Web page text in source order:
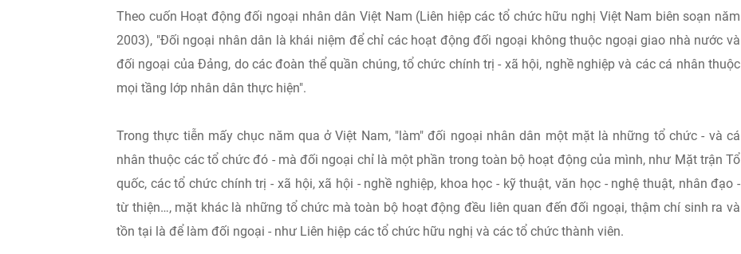
Theo cuốn Hoạt động đối ngoại nhân dân Việt Nam (Liên hiệp các tổ chức hữu nghị Việt Nam biên soạn năm
2003), "Đối ngoại nhân dân là khái niệm để chỉ các hoạt động đối ngoại không thuộc ngoại giao nhà nước và
đối ngoại của Đảng, do các đoàn thể quần chúng, tổ chức chính trị - xã hội, nghề nghiệp và các cá nhân thuộc
mọi tầng lớp nhân dân thực hiện".
Trong thực tiễn mấy chục năm qua ở Việt Nam, "làm" đối ngoại nhân dân một mặt là những tổ chức - và cá
nhân thuộc các tổ chức đó - mà đối ngoại chỉ là một phần trong toàn bộ hoạt động của mình, như Mặt trận Tổ
quốc, các tổ chức chính trị - xã hội, xã hội - nghề nghiệp, khoa học - kỹ thuật, văn học - nghệ thuật, nhân đạo -
từ thiện…, mặt khác là những tổ chức mà toàn bộ hoạt động đều liên quan đến đối ngoại, thậm chí sinh ra và
tồn tại là để làm đối ngoại - như Liên hiệp các tổ chức hữu nghị và các tổ chức thành viên.